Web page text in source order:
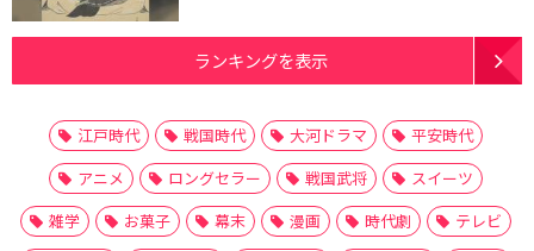
ランキングを表示
江戸時代 戦国時代 大河ドラマ
平安時代
アニメ
ロングセラー 戦国武将
スイーツ
雑学
お菓子 幕末 漫画 時代劇
テレビ